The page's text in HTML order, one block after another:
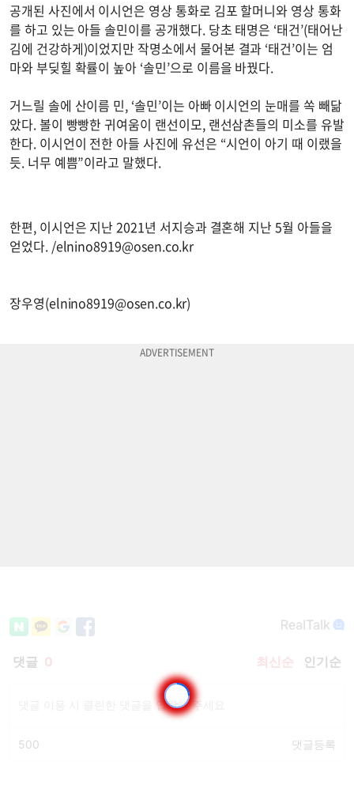
공개된 사진에서 이시언은 영상 통화로 김포 할머니와 영상 통화
를 하고 있는 아들 솔민이를 공개했다. 당초 태명은 ‘태건’(태어난
김에 건강하게)이었지만 작명소에서 물어본 결과 ‘태건’이는 엄
마와 부딪힐 확률이 높아 ‘솔민’으로 이름을 바꿨다.
거느릴 솔에 산이름 민, ‘솔민’이는 아빠 이시언의 눈매를 쏙 빼닮
았다. 볼이 빵빵한 귀여움이 랜선이모, 랜선삼촌들의 미소를 유발
한다. 이시언이 전한 아들 사진에 유선은 “시언이 아기 때 이랬을
듯. 너무 예쁨”이라고 말했다.
한편, 이시언은 지난 2021년 서지승과 결혼해 지난 5월 아들을
얻었다. /elnino8919@osen.co.kr
장우영(elnino8919@osen.co.kr)